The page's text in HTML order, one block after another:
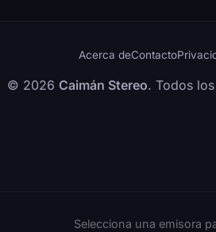
Acerca deContacto
© 2026 Caimán Stereo. Todos
Selecciona una emisora